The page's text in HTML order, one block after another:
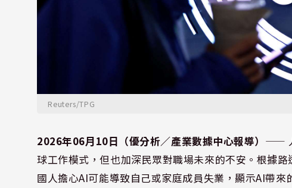
Reuters/TPG
2026年06月10日（優分析／產業數據中心報導） ⸺ 人
球工作模式，但也加深民眾對職場未來的不安。根據
國人擔心AI可能導致自己或家庭成員失業，顯示AI帶